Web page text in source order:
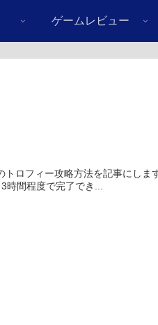
ゲームレビュー
ロフィー攻略方法を記事にしま
間程度で完了でき...